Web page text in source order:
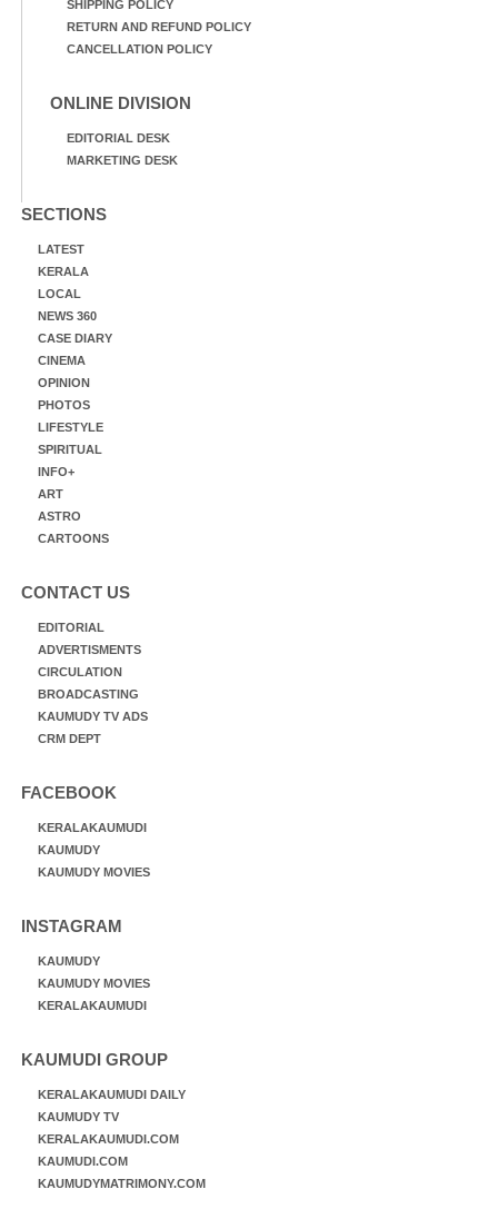
SHIPPING POLICY
RETURN AND REFUND POLICY
CANCELLATION POLICY
ONLINE DIVISION
EDITORIAL DESK
MARKETING DESK
SECTIONS
LATEST
KERALA
LOCAL
NEWS 360
CASE DIARY
CINEMA
OPINION
PHOTOS
LIFESTYLE
SPIRITUAL
INFO+
ART
ASTRO
CARTOONS
CONTACT US
EDITORIAL
ADVERTISMENTS
CIRCULATION
BROADCASTING
KAUMUDY TV ADS
CRM DEPT
FACEBOOK
KERALAKAUMUDI
KAUMUDY
KAUMUDY MOVIES
INSTAGRAM
KAUMUDY
KAUMUDY MOVIES
KERALAKAUMUDI
KAUMUDI GROUP
KERALAKAUMUDI DAILY
KAUMUDY TV
KERALAKAUMUDI.COM
KAUMUDI.COM
KAUMUDYMATRIMONY.COM